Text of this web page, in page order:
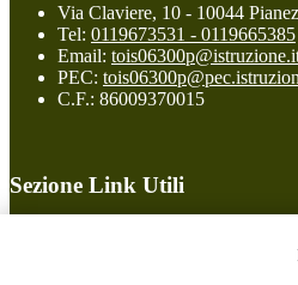
Via Claviere, 10 - 10044
Tel: 0119673531 - 0119665385
Email:
PEC:
C.F.: 86009370015
Sezione Link Utili